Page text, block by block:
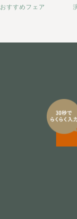
おすすめフェア